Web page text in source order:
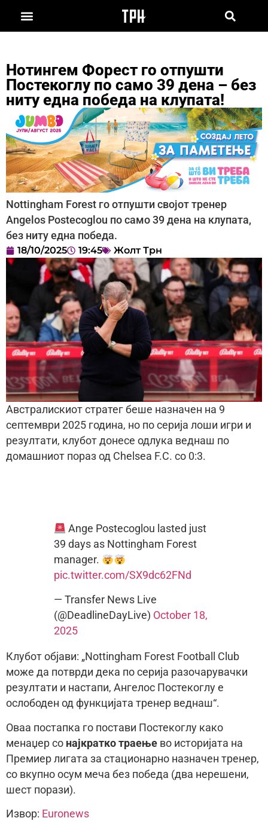
Нотингем Форест го отпушти
Постекоглу по само 39 дена – без
ниту една победа на клупата!
Nottingham Forest го отпушти својот тренер
Angelos Postecoglou по само 39 дена на клупата,
без ниту една победа.
18/10/2025 19:45 Жолт Трн
Австралискиот стратег беше назначен на 9
септември 2025 година, но по серија лоши игри и
резултати, клубот донесе одлука веднаш по
домашниот пораз од Chelsea F.C. со 0:3.
Ange Postecoglou lasted just
39 days as Nottingham Forest
manager.
pic.twitter.com/SX9dc62FNd
— Transfer News Live
(@DeadlineDayLive) October 18,
2025
Клубот објави: „Nottingham Forest Football Club
може да потврди дека по серија разочарувачки
резултати и настапи, Ангелос Постекоглу е
ослободен од функцијата тренер веднаш“.
Оваа постапка го постави Постекоглу како
менаџер со најкратко траење во историјата на
Премиер лигата за стационарно назначен тренер,
со вкупно осум меча без победа (два нерешени,
шест порази).
Извор: Euronews